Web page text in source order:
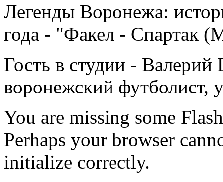
Легенды Воронежа:
года - "Факел - Спартак
Гость в студии -
воронежский футболист,
You are missing some
Perhaps your browser
initialize correctly.